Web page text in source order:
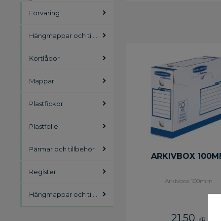
ARKIVBOX
Arkivbox 100mm
21,50
Förvaring
Hängmappar och tillbehör
Kortlådor
Mappar
Plastfickor
Plastfolie
Pärmar och tillbehör
Register
Hängmappar och tillbehör